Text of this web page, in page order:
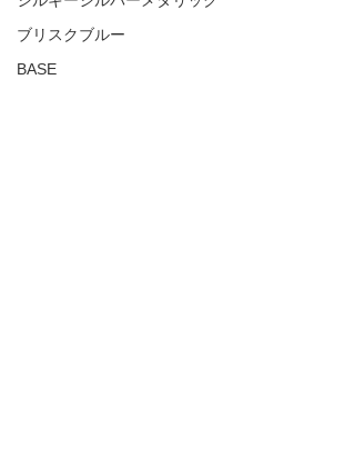
ブリスクブルー
BASE